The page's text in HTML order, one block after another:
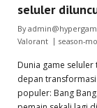
seluler
By
Valorant
season-
Dunia game
depan
populer: Bang